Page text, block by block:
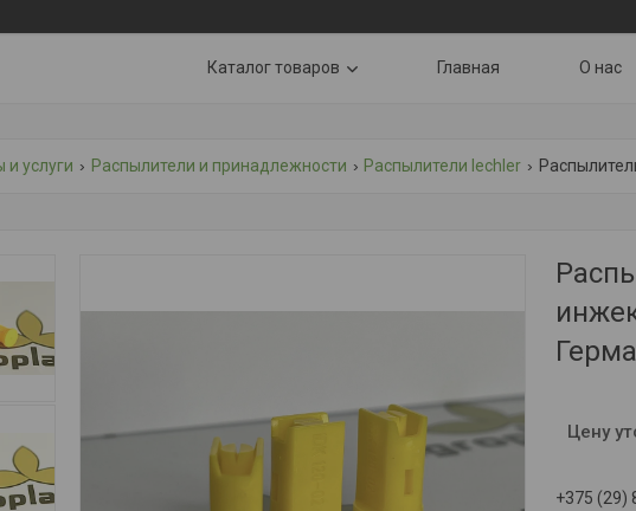
Каталог товаров Главная О нас
и услуги Распылители и принадлежности Распылители lechler
Цену
+375 (29)